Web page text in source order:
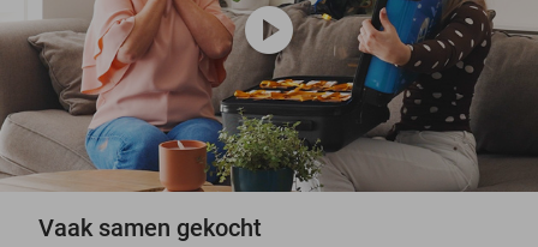
play_circle
Vaak samen gekocht